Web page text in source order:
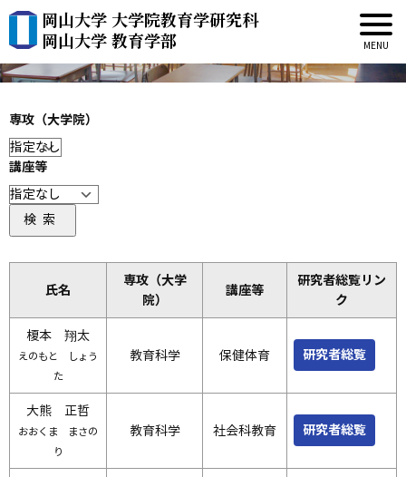
岡山大学 大学院教育学研究科
岡山大学 教育学部教員紹介
専攻（大学院）
講座等
検索
氏名
専攻（大学
院）
講座等
研究者総覧リン
ク
榎本 翔太
えのもと しょう
た
教育科学 保健体育 研究者総覧
大熊 正哲
おおくま まさの
り
教育科学 社会科教育 研究者総覧